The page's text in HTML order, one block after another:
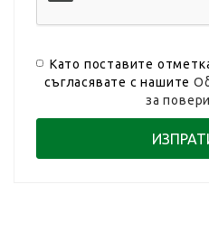
Като поставите
съгласявате с нашите
за